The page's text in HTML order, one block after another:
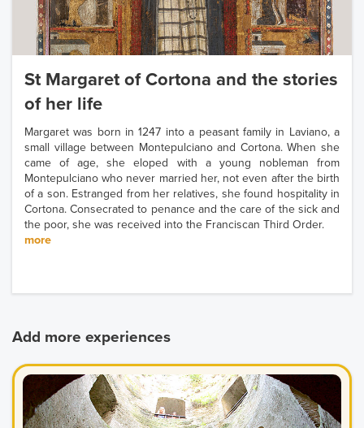
St Margaret of Cortona and the stories
of her life
Margaret was born in 1247 into a peasant family in Laviano, a
small village between Montepulciano and Cortona. When she
came of age, she eloped with a young nobleman from
Montepulciano who never married her, not even after the birth
of a son. Estranged from her relatives, she found hospitality in
Cortona. Consecrated to penance and the care of the sick and
the poor, she was received into the Franciscan Third Order.
more
Add more experiences